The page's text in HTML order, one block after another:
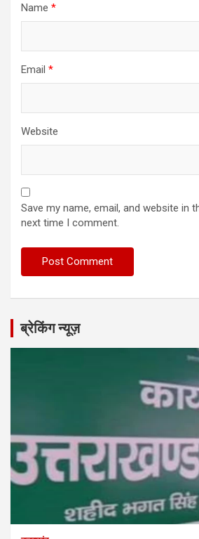
Name *
Email *
Website
Save my name, email, and website in
next time I comment.
ब्रेकिंग न्यूज़